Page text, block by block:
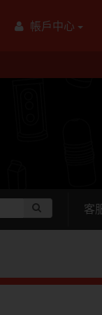
帳戶中心
客